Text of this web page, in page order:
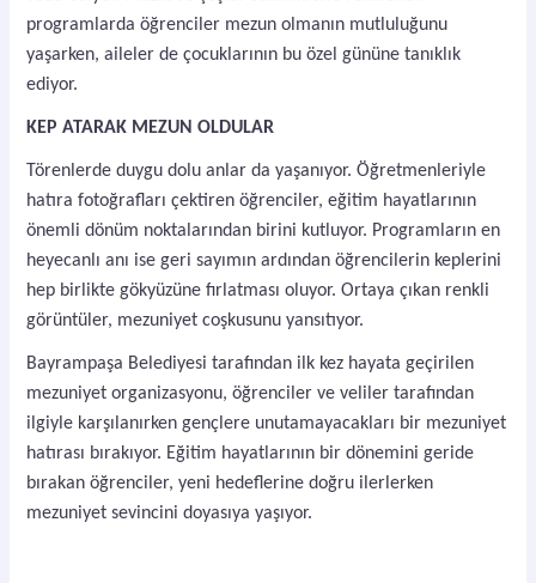
programlarda öğrenciler mezun olmanın mutluluğunu
yaşarken, aileler de çocuklarının bu özel gününe tanıklık
ediyor.
KEP ATARAK MEZUN OLDULAR
Törenlerde duygu dolu anlar da yaşanıyor. Öğretmenleriyle
hatıra fotoğrafları çektiren öğrenciler, eğitim hayatlarının
önemli dönüm noktalarından birini kutluyor. Programların en
heyecanlı anı ise geri sayımın ardından öğrencilerin keplerini
hep birlikte gökyüzüne fırlatması oluyor. Ortaya çıkan renkli
görüntüler, mezuniyet coşkusunu yansıtıyor.
Bayrampaşa Belediyesi tarafından ilk kez hayata geçirilen
mezuniyet organizasyonu, öğrenciler ve veliler tarafından
ilgiyle karşılanırken gençlere unutamayacakları bir mezuniyet
hatırası bırakıyor. Eğitim hayatlarının bir dönemini geride
bırakan öğrenciler, yeni hedeflerine doğru ilerlerken
mezuniyet sevincini doyasıya yaşıyor.